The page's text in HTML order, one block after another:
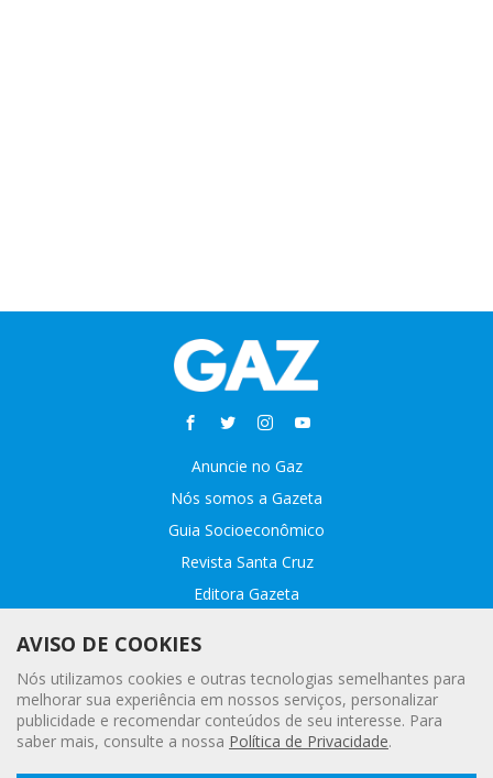
Leia a
Anuncie no Gaz
Nós somos a Gazeta
Guia Socioeconômico
Revista Santa Cruz
Editora Gazeta
Fale conosco
Webmail
Assinatura Premiada
AVISO DE COOKIES
Nós utilizamos cookies e outras tecnologias semelhantes para
melhorar sua experiência em nossos serviços, personalizar
publicidade e recomendar conteúdos de seu interesse. Para
saber mais, consulte a nossa Política de Privacidade.